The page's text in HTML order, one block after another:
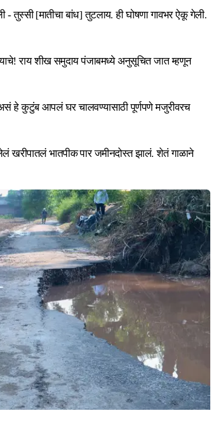
तुस्सी [मातीचा बांध] तुटलाय. ही घोषणा गावभर ऐकू गेली.
राय शीख समुदाय पंजाबमध्ये अनुसूचित जात म्हणून
हे कुटुंब आपलं घर चालवण्यासाठी पूर्णपणे मजुरीवरच
खरीपातलं भातपीक पार जमीनदोस्त झालं. शेतं गाळाने